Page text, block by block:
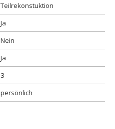
Teilrekonstuktion
Ja
Nein
Ja
3
persönlich